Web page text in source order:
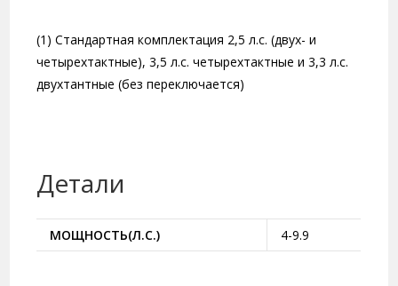
(1) Стандартная комплектация 2,5 л.с. (двух- и
четырехтактные), 3,5 л.с. четырехтактные и 3,3 л.с.
двухтантные (без переключается)
Детали
МОЩНОСТЬ(Л.С.) 4-9.9